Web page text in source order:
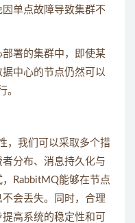
单点故障导致集群不
署的集群中，即使某
中心的节点仍然可以
。
，我们可以采取多个措
分布、消息持久化与
RabbitMQ能够在节点
会丢失。同时，合理
高系统的稳定性和可